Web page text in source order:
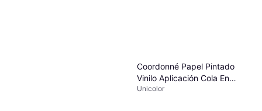
Coordonné Papel Pintado
Vinilo Aplicación Cola En
Pared Azul Lutece
Unicolor